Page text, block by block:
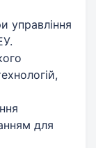
управління
для